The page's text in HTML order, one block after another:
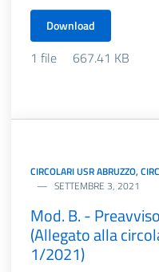
Download
1 file 667.41 KB
CIRCOLARI USR ABRUZZO,
SETTEMBRE 3, 2021
Mod. B. -
(Allegato alla
1/2021)